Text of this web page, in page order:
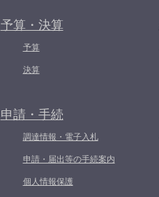
予算・決算
予算
決算
申請・手続
調達情報・電子入札
申請・届出等の手続案内
個人情報保護